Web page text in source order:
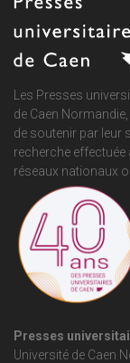
Les Presses
de Caen Normandie
de soutenir par leur
recherche effectuée
réseaux nationaux
Presses
Université de Caen